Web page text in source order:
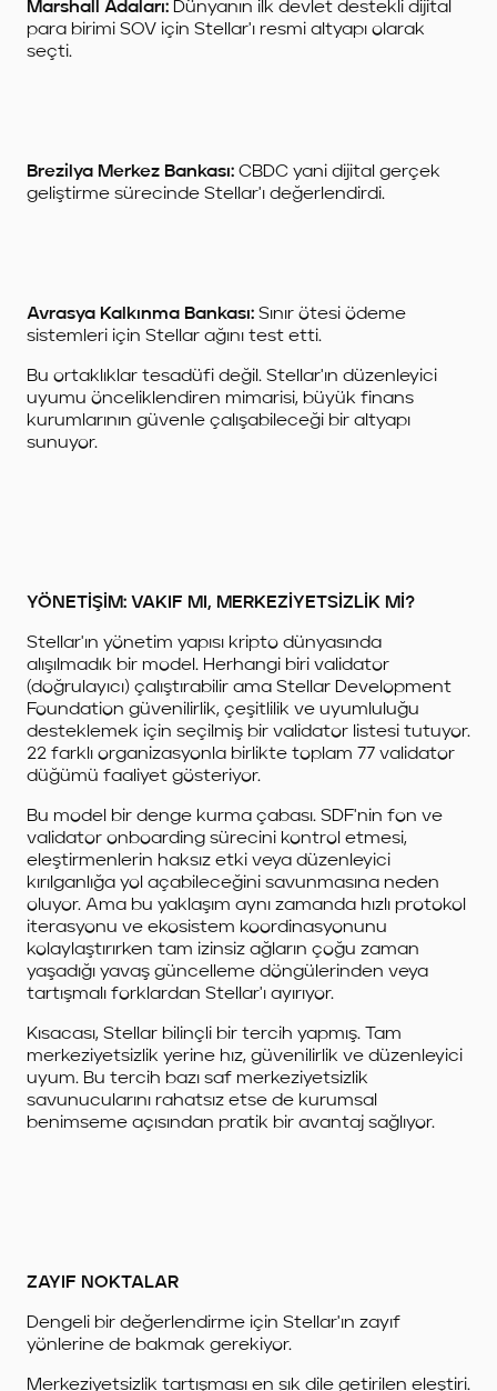
Marshall Adaları: Dünyanın ilk devlet destekli dijital
para birimi SOV için Stellar'ı resmi altyapı olarak
seçti.
Brezilya Merkez Bankası: CBDC yani dijital gerçek
geliştirme sürecinde Stellar'ı değerlendirdi.
Avrasya Kalkınma Bankası: Sınır ötesi ödeme
sistemleri için Stellar ağını test etti.
Bu ortaklıklar tesadüfi değil. Stellar'ın düzenleyici
uyumu önceliklendiren mimarisi, büyük finans
kurumlarının güvenle çalışabileceği bir altyapı
sunuyor.
YÖNETİŞİM: VAKIF MI, MERKEZİYETSİZLİK Mİ?
Stellar'ın yönetim yapısı kripto dünyasında
alışılmadık bir model. Herhangi biri validator
(doğrulayıcı) çalıştırabilir ama Stellar Development
Foundation güvenilirlik, çeşitlilik ve uyumluluğu
desteklemek için seçilmiş bir validator listesi tutuyor.
22 farklı organizasyonla birlikte toplam 77 validator
düğümü faaliyet gösteriyor.
Bu model bir denge kurma çabası. SDF'nin fon ve
validator onboarding sürecini kontrol etmesi,
eleştirmenlerin haksız etki veya düzenleyici
kırılganlığa yol açabileceğini savunmasına neden
oluyor. Ama bu yaklaşım aynı zamanda hızlı protokol
iterasyonu ve ekosistem koordinasyonunu
kolaylaştırırken tam izinsiz ağların çoğu zaman
yaşadığı yavaş güncelleme döngülerinden veya
tartışmalı forklardan Stellar'ı ayırıyor.
Kısacası, Stellar bilinçli bir tercih yapmış. Tam
merkeziyetsizlik yerine hız, güvenilirlik ve düzenleyici
uyum. Bu tercih bazı saf merkeziyetsizlik
savunucularını rahatsız etse de kurumsal
benimseme açısından pratik bir avantaj sağlıyor.
ZAYIF NOKTALAR
Dengeli bir değerlendirme için Stellar'ın zayıf
yönlerine de bakmak gerekiyor.
Merkeziyetsizlik tartışması en sık dile getirilen eleştiri.